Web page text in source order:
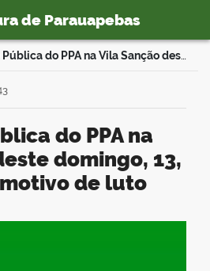
de Parauapebas
Audiência Pública do PPA na Vila Sanção deste domingo, 13, é adiada por motivo de luto
domingo, 13,
de luto